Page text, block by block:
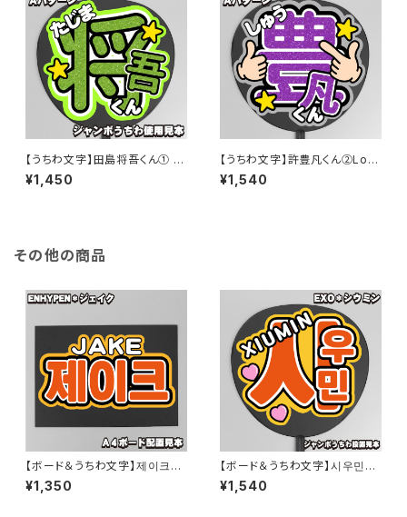
【うちわ文字】田島将吾くん① 即
納【INI】
¥1,450
【うちわ文字】許豊凡くん②Log
¥1,540
その他の商品
【ボード＆うちわ文字】제이크・
ジェイク② 即納 【ENHYPEN】
¥1,350
【ボード＆うちわ文字】시우민・
シウミン① 即納 【EXO】
¥1,540